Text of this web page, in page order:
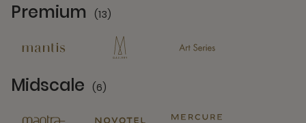
Premium (13)
Midscale (6)